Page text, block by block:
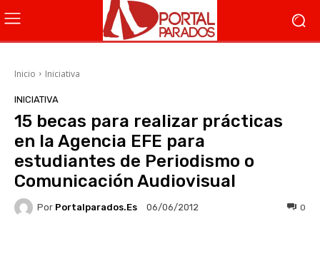
Inicio Iniciativa
INICIATIVA
15 becas para realizar prácticas
en la Agencia EFE para
estudiantes de Periodismo o
Comunicación Audiovisual
Por Portalparados.es 06/06/2012 0